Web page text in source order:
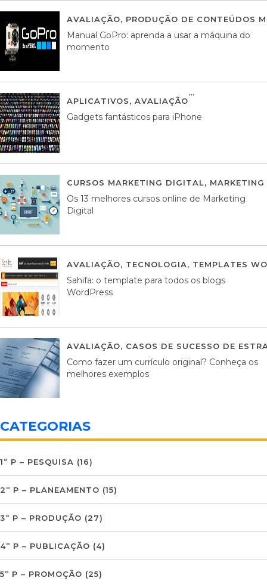
AVALIAÇÃO, PRODUÇÃO DE CONTEÚDOS
Manual GoPro: aprenda a usar a máquina do
momento
APLICATIVOS, AVALIAÇÃO
Gadgets fantásticos para iPhone
CURSOS MARKETING DIGITAL,
Os 13 melhores cursos online de Marketing
Digital
AVALIAÇÃO, TECNOLOGIA, TEMPLATES
Sahifa: o template para todos os blogs
WordPress
AVALIAÇÃO, CASOS DE SUCESSO DE
Como fazer um currículo original? Conheça os
melhores exemplos
CATEGORIAS
1º P – PESQUISA (16)
2º P – PLANEAMENTO (15)
3º P – PRODUÇÃO (27)
4º P – PUBLICAÇÃO (4)
5º P – PROMOÇÃO (25)